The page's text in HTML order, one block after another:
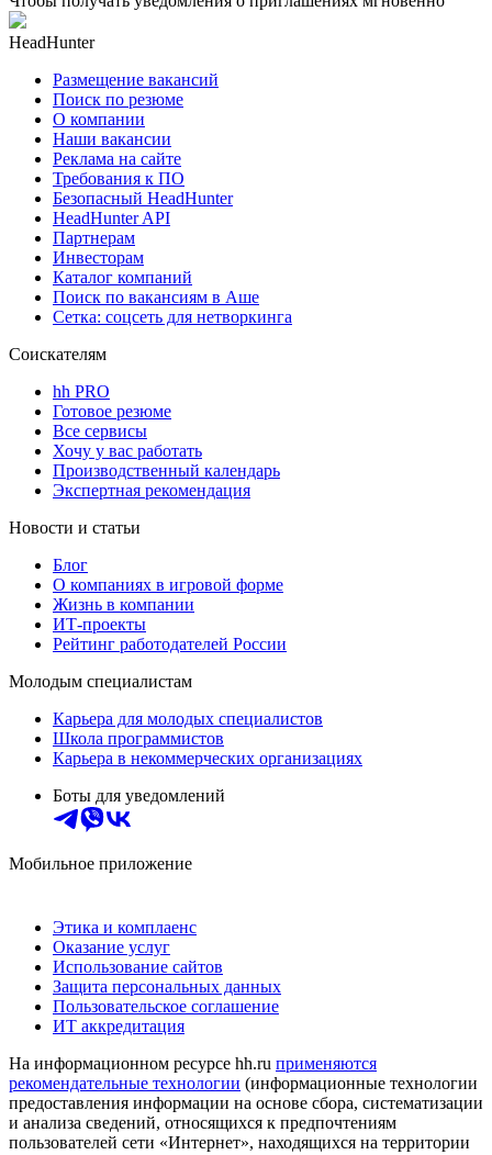
HeadHunter
Размещение вакансий
Поиск по резюме
О компании
Наши вакансии
Реклама на сайте
Требования к ПО
Безопасный HeadHunter
HeadHunter API
Партнерам
Инвесторам
Каталог компаний
Поиск по вакансиям в Аше
Сетка: соцсеть для нетворкинга
Соискателям
hh PRO
Готовое резюме
Все сервисы
Хочу у вас работать
Производственный календарь
Экспертная рекомендация
Новости и статьи
Блог
О компаниях в игровой форме
Жизнь в компании
ИТ-проекты
Рейтинг работодателей России
Молодым специалистам
Карьера для молодых специалистов
Школа программистов
Карьера в некоммерческих организациях
Боты для уведомлений
Мобильное приложение
Этика и комплаенс
Оказание услуг
Использование сайтов
Защита персональных данных
Пользовательское соглашение
ИТ аккредитация
На информационном ресурсе hh.ru применяются
рекомендательные технологии (информационные технологии
предоставления информации на основе сбора, систематизации
и анализа сведений, относящихся к предпочтениям
пользователей сети «Интернет», находящихся на территории